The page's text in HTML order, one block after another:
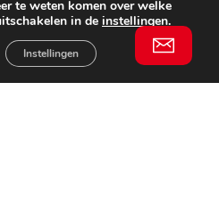
te weten komen over welke
in de instellingen.
Instellingen